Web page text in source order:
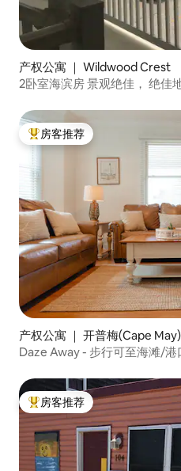
产权公寓 ｜ Wildwood Crest
2卧室海滨房
热门「房客推荐」
房客推荐
产权公寓 ｜ 开普梅(Cape May)
Daze Away - 步行可至海滩/
热门「房客推荐」
房客推荐